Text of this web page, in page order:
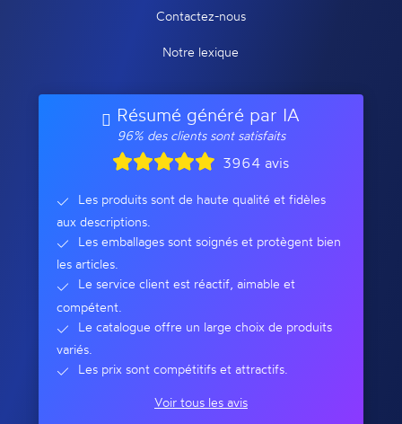
Contactez-nous
Notre lexique
Résumé généré par IA
96% des clients sont satisfaits
3964 avis
Les produits sont de haute qualité et fidèles
aux descriptions.
Les emballages sont soignés et protègent bien
les articles.
Le service client est réactif, aimable et
compétent.
Le catalogue offre un large choix de produits
variés.
Les prix sont compétitifs et attractifs.
Voir tous les avis